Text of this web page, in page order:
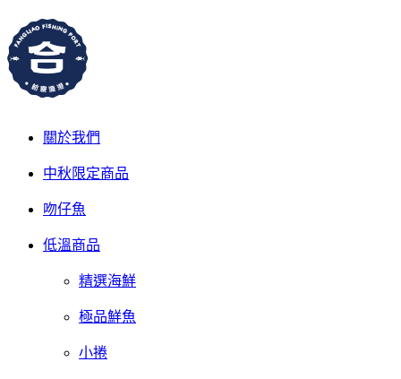
關於我們
中秋限定商品
吻仔魚
低溫商品
精選海鮮
極品鮮魚
小捲